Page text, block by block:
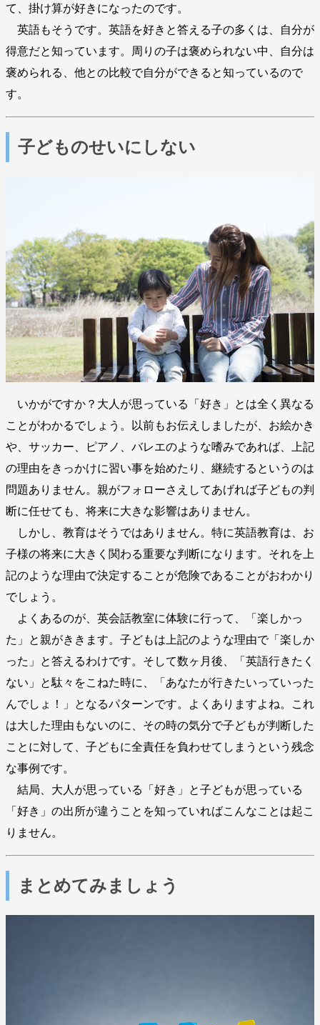
て、掛け算が好きになったのです。
英語もそうです。英語を好きと答える子の多くは、自分が
得意だと知っています。周りの子は褒められない中、自分は
褒められる、他との比較で自分ができると知っているので
す。
子どものせいにしない
いかがですか？大人が思っている「好き」とは全く異なる
ことがわかるでしょう。以前もお伝えしましたが、お絵かき
や、サッカー、ピアノ、バレエのような嗜みであれば、上記
の理由をきっかけに習い事を始めたり、継続するというのは
問題ありません。親がフォローさえしてあげれば子どもの判
断に任せても、将来に大きな影響はありません。
しかし、教育はそうではありません。特に英語教育は、お
子様の将来に大きく関わる重要な判断になります。それを上
記のような理由で決定することが危険であることがおわかり
でしょう。
よくあるのが、英会話教室に体験に行って、「楽しかっ
た」と親がききます。子どもは上記のような理由で「楽しか
った」と答えるわけです。そして数ヶ月後、「英語行きたく
ない」と駄々をこねた時に、「あなたが行きたいっていった
んでしょ！」となるパターンです。よくありますよね。これ
は大した理由もないのに、その時の気分で子どもが判断した
ことに対して、子どもに全責任を負わせてしまうという残念
な事例です。
結局、大人が思っている「好き」と子どもが思っている
「好き」の出所が違うことを知っていればこんなことは起こ
りません。
まとめてみましょう